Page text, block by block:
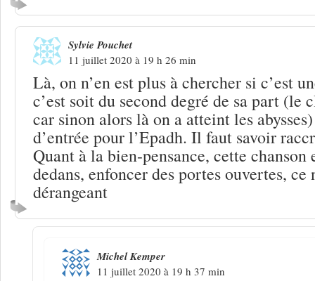
Sylvie Pouchet
11 juillet 2020 à 19 h 26 min
Là, on n’en est plus à chercher si c’est
c’est soit du second degré de sa part (le
car sinon alors là on a atteint les
d’entrée pour l’Epadh. Il faut savoir
Quant à la bien-pensance, cette
dedans, enfoncer des portes ouvertes, ce
dérangeant
Michel Kemper
11 juillet 2020 à 19 h 37 min